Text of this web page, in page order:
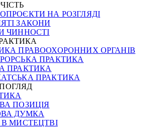
НА РОЗГЛЯДІ
ЗАКОНИ
ЧИННОСТІ
ПРАВООХОРОННИХ ОРГАНІВ
ПРАКТИКА
ПРАКТИКА
ПРАКТИКА
ПОЗИЦІЯ
ДУМКА
МИСТЕЦТВІ